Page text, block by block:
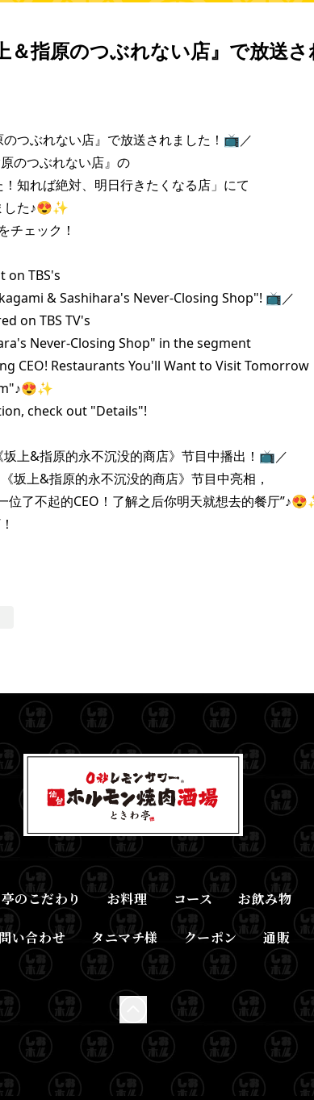
＆指原のつぶれない店』で放送
つぶれない店』で放送されました！📺️／
のつぶれない店』の
！知れば絶対、明日行きたくなる店」にて
した♪😍✨
チェック！
on TBS's
Never-Closing Shop"! 📺️／
on TBS TV's
Never-Closing Shop" in the segment
CEO! Restaurants You'll Want to Visit Tomorrow
check out "Details"!
上&指原的永不沉没的商店》节目中播出！📺️／
坂上&指原的永不沉没的商店》节目中亮相，
位了不起的CEO！了解之后你明天就想去的餐厅
のこだわり お料理 コース お飲み物
い合わせ タニマチ様 クーポン 通販